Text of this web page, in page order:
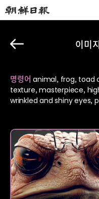
이미
명령어 animal, frog, toad
texture, masterpiece,
wrinkled and shiny eyes,
빙